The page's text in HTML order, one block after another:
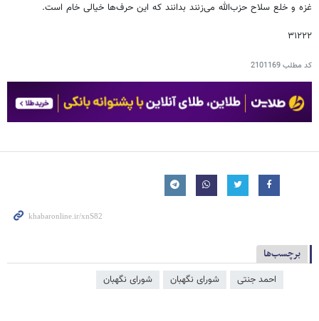
غزه و خلع سلاح حزب‌الله می‌زنند بدانند که این حرف‌ها خیالی خام است.
۳۱۲۲۲
کد مطلب2101169
برچسب‌ها
احمد جنتی شورای نگهبان شورای نگهبان